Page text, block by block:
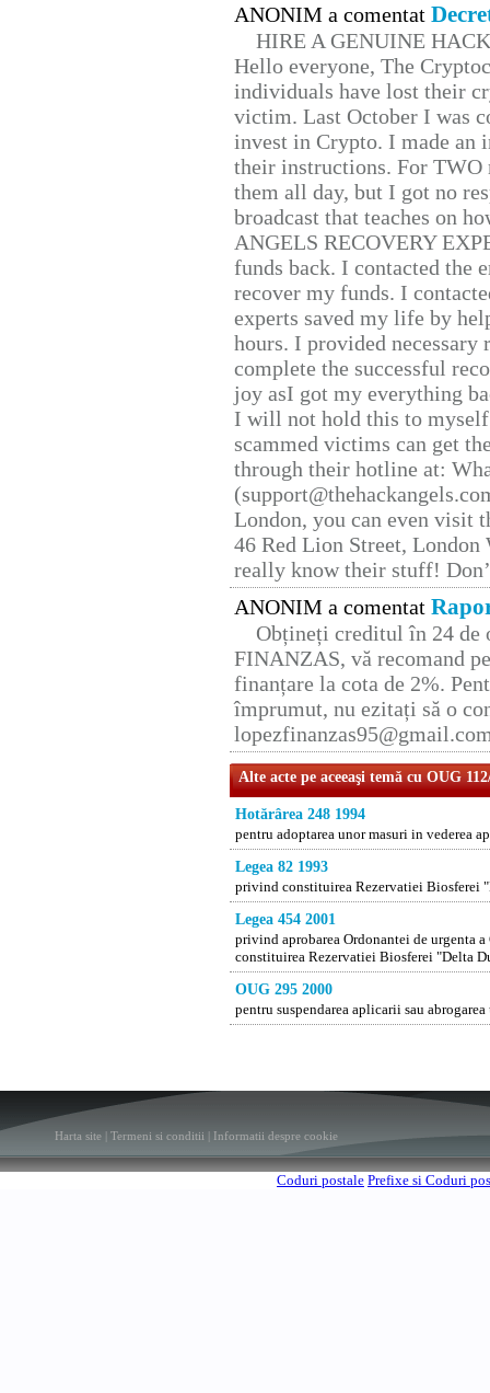
ANONIM a comentat
HIRE A GENUINE
Hello everyone, The
individuals have lost their
victim. Last October I was
invest in Crypto. I made
their instructions. For TWO
them all day, but I got no
broadcast that teaches on
ANGELS RECOVERY
funds back. I contacted the
recover my funds. I
experts saved my life by
hours. I provided
complete the successful
joy asI got my everything
I will not hold this to
scammed victims can get
through their hotline at:
London, you can even visit
46 Red Lion Street, London
really know their stuff!
ANONIM a comentat
Obțineți creditul în 24 de
FINANZAS, vă recomand
finanțare la cota de 2%.
împrumut, nu ezitați să o
Alte acte pe aceeaşi temă cu OUG
Hotărârea 248 1994
pentru adoptarea unor masuri in vederea
Legea 82 1993
privind constituirea Rezervatiei Biosferei
Legea 454 2001
privind aprobarea Ordonantei de urgenta
constituirea Rezervatiei Biosferei "Delta
OUG 295 2000
pentru suspendarea aplicarii sau
Harta site Termeni si conditii Informatii despre cookie
Coduri postale Prefixe si Coduri